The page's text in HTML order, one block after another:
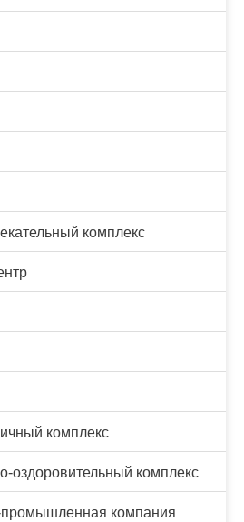
комплекс
комплекс
оздоровительный комплекс
компания